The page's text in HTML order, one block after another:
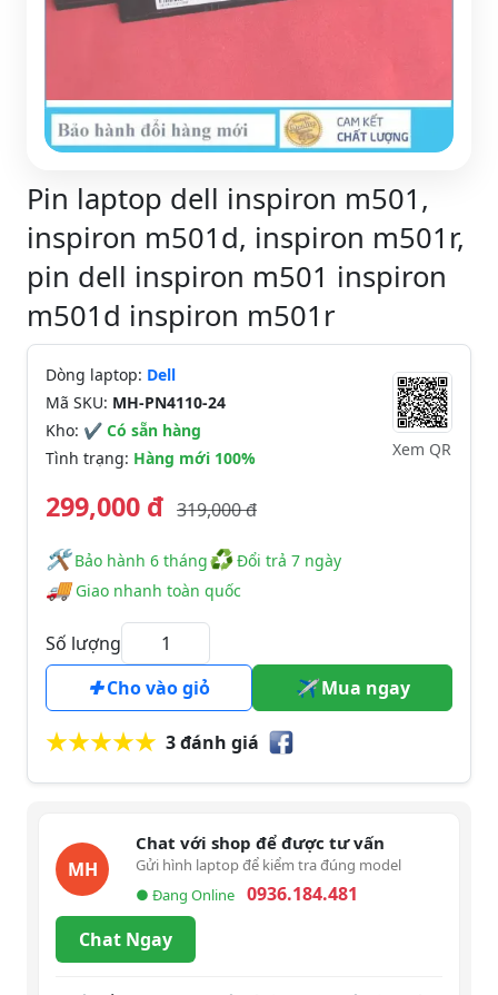
Pin laptop dell inspiron m501,
inspiron m501d, inspiron m501r,
pin dell inspiron m501 inspiron
m501d inspiron m501r
Dòng laptop: Dell
Mã SKU: MH-PN4110-24
Kho: ✔ Có sẵn hàng
Tình trạng: Hàng mới 100% Xem QR
299,000 đ 319,000 đ
🛠️️ Bảo hành 6 tháng♻Đổi trả 7 ngày
🚚Giao nhanh toàn quốc
Số lượng
Cho vào giỏ
Mua ngay
3 đánh giá
MH
Chat với shop để được tư vấn
Gửi hình laptop để kiểm tra đúng model
● Đang Online
0936.184.481
Chat Ngay